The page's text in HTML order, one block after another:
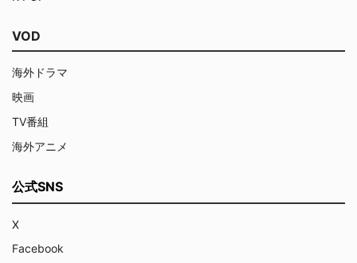
VOD
海外ドラマ
映画
TV番組
海外アニメ
公式SNS
X
Facebook